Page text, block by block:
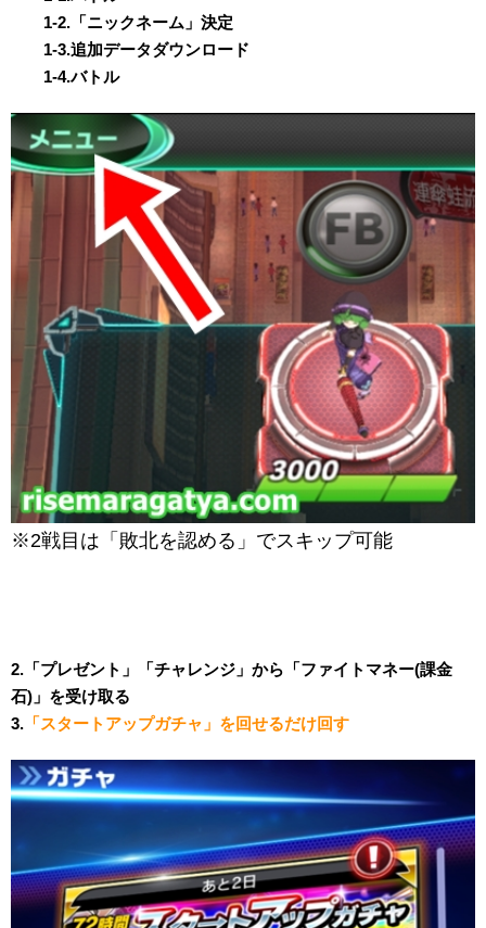
1-2.「ニックネーム」決定
1-3.追加データダウンロード
1-4.バトル
※2戦目は「敗北を認める」でスキップ可能
2.「プレゼント」「チャレンジ」から「ファイトマネー(課金
石)」を受け取る
3. 「スタートアップガチャ」を回せるだけ回す